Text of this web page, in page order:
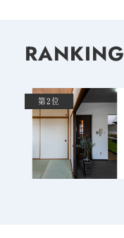
RANKING
第2位